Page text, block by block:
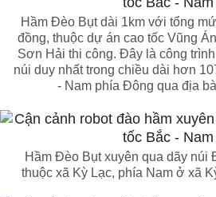
Hầm Đèo Bụt dài 1km với tổng
đồng, thuộc dự án cao tốc Vũng
Sơn Hải thi công. Đây là công
núi duy nhất trong chiều dài hơn
- Nam phía Đông qua địa
Hầm Đèo Bụt xuyên qua dãy núi
thuộc xã Kỳ Lạc, phía Nam ở xã